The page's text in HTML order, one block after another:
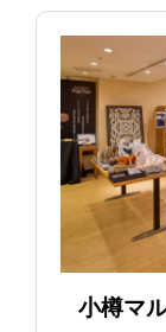
小樽マ